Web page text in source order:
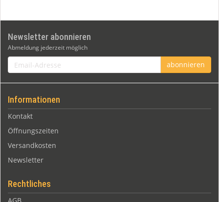
Newsletter abonnieren
Abmeldung jederzeit möglich
Email-
Adresse
abonnieren
Informationen
Kontakt
Öffnungszeiten
Versandkosten
Newsletter
Rechtliches